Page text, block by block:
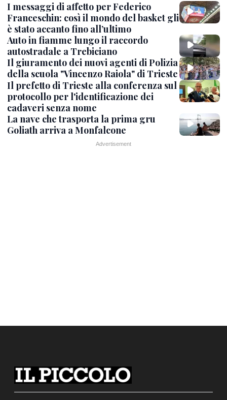
I messaggi di affetto per Federico
Franceschin: così il mondo del basket gli
è stato accanto fino all’ultimo
Auto in fiamme lungo il raccordo
autostradale a Trebiciano
Il giuramento dei nuovi agenti di Polizia
della scuola "Vincenzo Raiola" di Trieste
Il prefetto di Trieste alla conferenza sul
protocollo per l'identificazione dei
cadaveri senza nome
La nave che trasporta la prima gru
Goliath arriva a Monfalcone